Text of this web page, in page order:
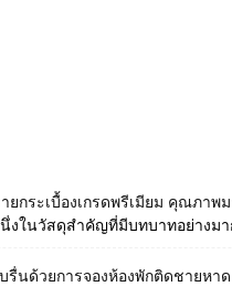
ยกระเบื้องเกรดพรีเมียม คุณภาพ
นึ่งในวัสดุสำคัญที่มีบทบาทอย่างม
รื่นด้วยการจองห้องพักติดชายหาด